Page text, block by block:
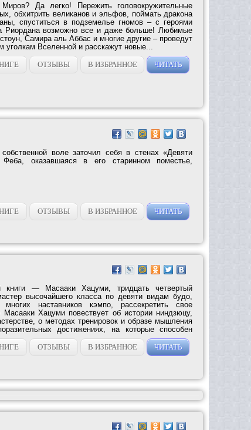
Да легко! Пережить головокружительные
обхитрить великанов и эльфов, поймать дракона
спуститься в подземелье гномов – с героями
Риордана возможно все и даже больше! Любимые
Самира аль Аббас и многие другие – проведут
Вселенной и расскажут новые...
ОТЗЫВЫ В ИЗБРАННОЕ ЧИТАТЬ
воле заточил себя в стенах «Девяти
Феба, оказавшаяся в его старинном поместье,
ОТЗЫВЫ В ИЗБРАННОЕ ЧИТАТЬ
книги — Масааки Хацуми, тридцать четвертый
высочайшего класса по девяти видам будо,
наставников кэмпо, рассекретить свое
Масааки Хацуми повествует об истории ниндзюцу,
о методах тренировок и образе мышления
достижениях, на которые способен
ОТЗЫВЫ В ИЗБРАННОЕ ЧИТАТЬ